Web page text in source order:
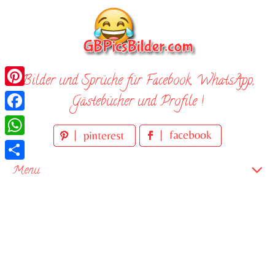
Bilder und Sprüche für Facebook, WhatsApp,
Gästebücher und Profile !
Menu
Pinterest
Facebook
WhatsApp
Teilen